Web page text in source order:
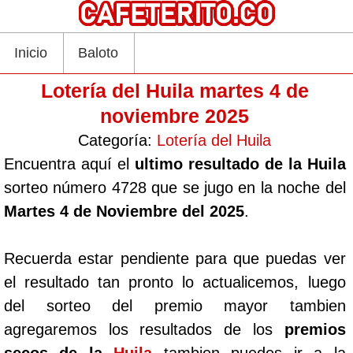
Inicio Baloto
Lotería del Huila martes 4 de
noviembre 2025
Categoría: Lotería del Huila
Encuentra aquí el ultimo resultado de la Huila
sorteo número 4728 que se jugo en la noche del
Martes 4 de Noviembre del 2025.
Recuerda estar pendiente para que puedas ver
el resultado tan pronto lo actualicemos, luego
del sorteo del premio mayor tambien
agregaremos los resultados de los premios